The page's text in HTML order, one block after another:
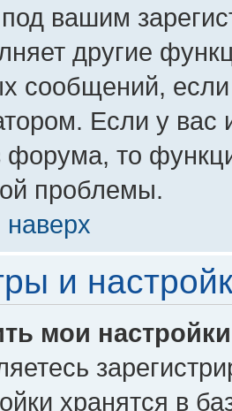
под вашим
другие
сообщений,
Если у
форума, то
проблемы.
наверх
и
мои
хранятся в